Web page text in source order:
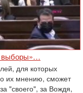
выборы»…
для которых
их мнению, сможет
"своего", за Вождя,